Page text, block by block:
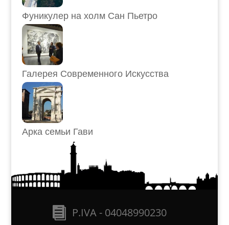
Фуникулер на холм Сан Пьетро
Галерея Современного Искусства
Арка семьи Гави
P.IVA - 04048990230